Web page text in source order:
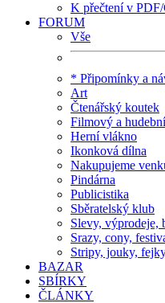
K přečtení v
FORUM
Vše
* Připomínky a
Art
Čtenářský koutek
Filmový a
Herní vlákno
Ikonková dílna
Nakupujeme
Pindárna
Publicistika
Sběratelský klub
Slevy, výprodeje,
Srazy, cony,
Stripy, jouky,
BAZAR
SBÍRKY
ČLÁNKY